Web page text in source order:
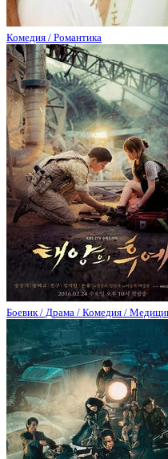
Комедия / Романтика
Боевик / Драма / Комедия /